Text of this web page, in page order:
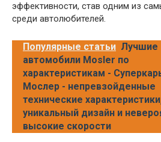
эффективности, став одним из
среди автолюбителей.
Популярные статьи Лучшие
автомобили Mosler по
характеристикам -
Мослер - непревзойденные
технические
уникальный дизайн и
высокие скорости